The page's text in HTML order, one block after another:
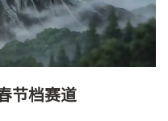
节档赛道